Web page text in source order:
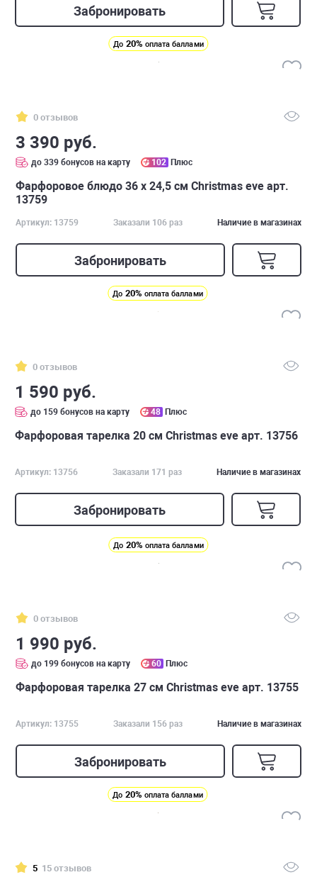
Забронировать
До 20% оплата баллами
0 отзывов
3 390 руб.
до 339 бонусов на карту 102 Плюс
Фарфоровое блюдо 36 х 24,5 см Christmas eve арт.
13759
Артикул: 13759 Заказали 106 раз Наличие в магазинах
Забронировать
До 20% оплата баллами
0 отзывов
1 590 руб.
до 159 бонусов на карту 48 Плюс
Фарфоровая тарелка 20 см Christmas eve арт. 13756
Артикул: 13756 Заказали 171 раз Наличие в магазинах
Забронировать
До 20% оплата баллами
0 отзывов
1 990 руб.
до 199 бонусов на карту 60 Плюс
Фарфоровая тарелка 27 см Christmas eve арт. 13755
Артикул: 13755 Заказали 156 раз Наличие в магазинах
Забронировать
До 20% оплата баллами
5 15 отзывов